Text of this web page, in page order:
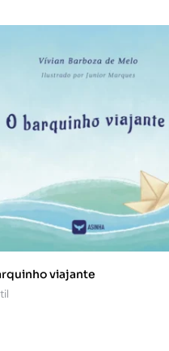
viajante